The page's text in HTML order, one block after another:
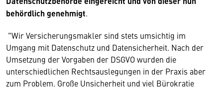
behördlich genehmigt.
"Wir Versicherungsmakler sind stets umsichtig im
Umgang mit Datenschutz und Datensicherheit. Nach der
Umsetzung der Vorgaben der DSGVO wurden die
unterschiedlichen Rechtsauslegungen in der Praxis aber
zum Problem. Große Unsicherheit und viel Bürokratie